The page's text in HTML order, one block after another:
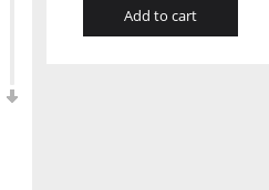
Add to cart